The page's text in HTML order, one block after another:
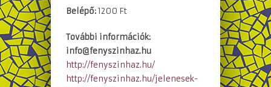
Belépő:1200 Ft
További információk:
info@fenyszinhaz.hu
http://fenyszinhaz.hu/
http://fenyszinhaz.hu/jelenesek-